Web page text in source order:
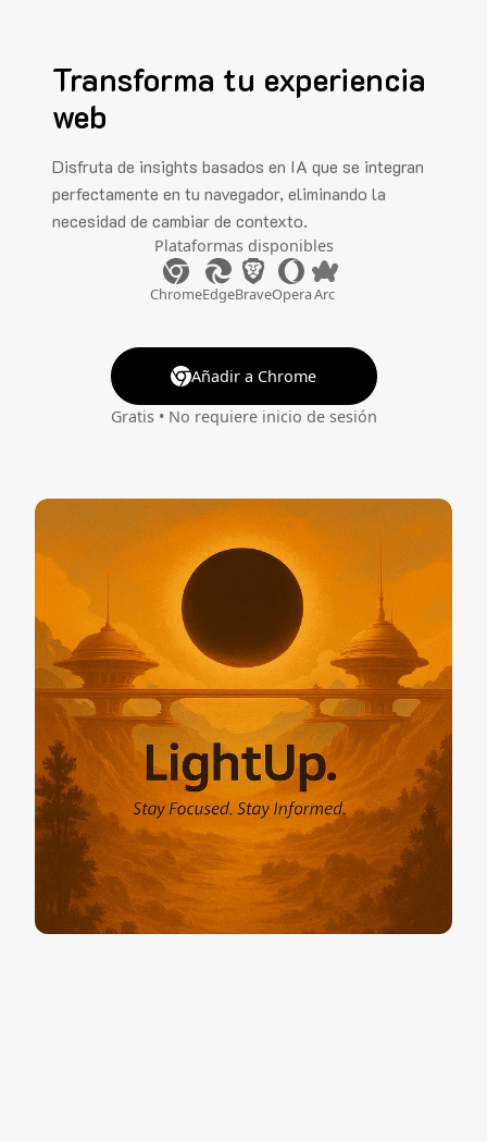
Transforma tu experiencia
web
Disfruta de insights basados en IA que se integran
perfectamente en tu navegador, eliminando la
necesidad de cambiar de contexto.
Plataformas disponibles
ChromeEdgeBraveOperaArc
Añadir a Chrome
Gratis • No requiere inicio de sesión